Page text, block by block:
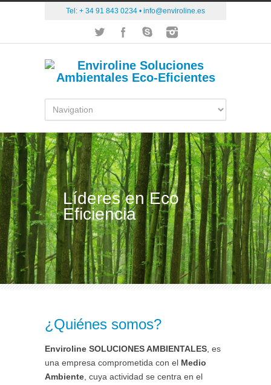
Tel: + 34 91 843 0234 • info@enviroline.es
Líderes en Eco
Eficiencia
¿Quiénes somos?
Enviroline SOLUCIONES AMBIENTALES , es
una empresa comprometida con el Medio
Ambiente , cuya actividad se centra en el